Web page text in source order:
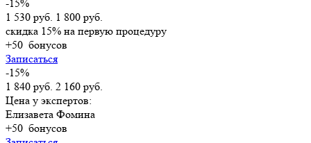
-15%
1 530 руб. 1 800 руб.
скидка 15% на первую процедуру
+50 бонусов
Записаться
-15%
1 840 руб. 2 160 руб.
Цена у экспертов:
Елизавета Фомина
+50 бонусов